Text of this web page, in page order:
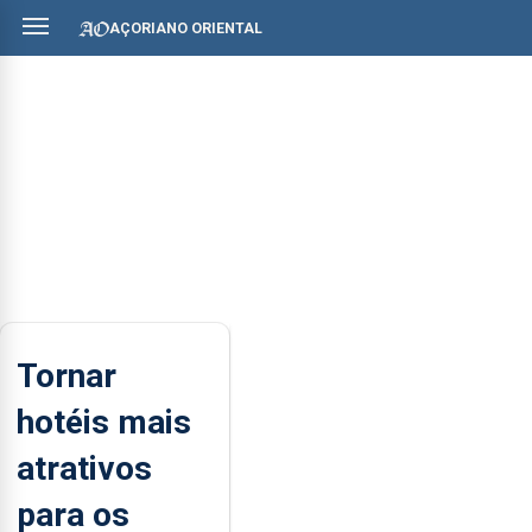
AÇORIANO ORIENTAL
Tornar
hotéis mais
atrativos
para os